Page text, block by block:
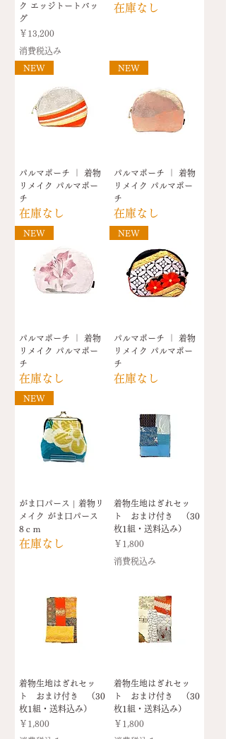
ク エッジトートバッ
グ
価格
￥13,200
消費税込み
在庫なし
NEW
パルマポーチ ｜ 着物
リメイク パルマポー
チ
在庫なし
NEW
パルマポーチ ｜ 着物
リメイク パルマポー
チ
在庫なし
NEW
パルマポーチ ｜ 着物
リメイク パルマポー
チ
在庫なし
NEW
パルマポーチ ｜ 着物
リメイク パルマポー
チ
在庫なし
NEW
がま口パース | 着物リ
メイク がま口パース
8ｃｍ
在庫なし
着物生地はぎれセッ
ト おまけ付き （30
枚1組・送料込み）
価格
￥1,800
消費税込み
着物生地はぎれセッ
ト おまけ付き （30
枚1組・送料込み）
価格
￥1,800
着物生地はぎれセッ
ト おまけ付き （30
枚1組・送料込み）
価格
￥1,800